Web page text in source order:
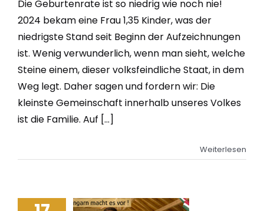
Die Geburtenrate ist so niedrig wie noch nie!
2024 bekam eine Frau 1,35 Kinder, was der
niedrigste Stand seit Beginn der Aufzeichnungen
ist. Wenig verwunderlich, wenn man sieht, welche
Steine einem, dieser volksfeindliche Staat, in dem
Weg legt. Daher sagen und fordern wir: Die
kleinste Gemeinschaft innerhalb unseres Volkes
ist die Familie. Auf [...]
Weiterlesen